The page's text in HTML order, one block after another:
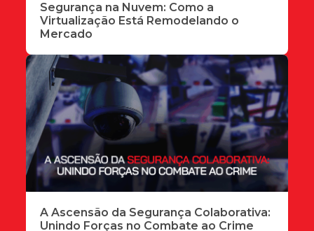
Segurança na Nuvem: Como a
Virtualização Está Remodelando o
Mercado
A Ascensão da Segurança Colaborativa:
Unindo Forças no Combate ao Crime